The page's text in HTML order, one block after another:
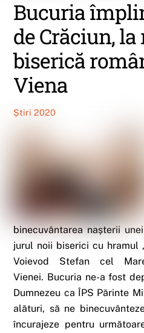
Bucuria
de Crăciun, la
biserică
Viena
Știri 2020
binecuvântarea nașterii
jurul noii biserici cu hramul
Voievod Stefan cel
Vienei. Bucuria ne-a fost
Dumnezeu ca ÎPS Părinte
alături, să ne
încurajeze pentru